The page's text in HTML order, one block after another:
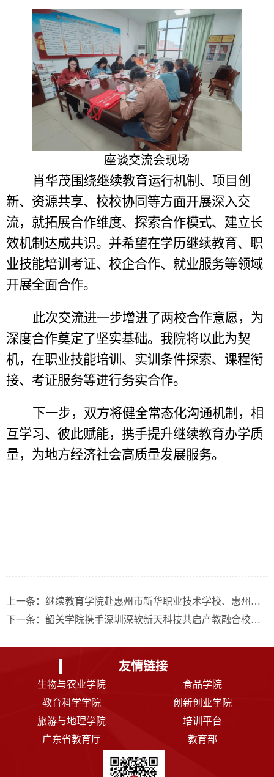
座谈交流会现场
肖华茂围绕继续教育运行机制、项目创
新、资源共享、校校协同等方面开展深入交
流，就拓展合作维度、探索合作模式、建立长
效机制达成共识。并希望在学历继续教育、职
业技能培训考证、校企合作、就业服务等领域
开展全面合作。
此次交流进一步增进了两校合作意愿，为
深度合作奠定了坚实基础。我院将以此为契
机，在职业技能培训、实训条件探索、课程衔
接、考证服务等进行务实合作。
下一步， 双方将健全常态化沟通机制，相
互学习、彼此赋能，携手提升继续教育办学质
量，为地方经济社会高质量发展服务。
上一条： 继续教育学院赴惠州市新华职业技术学校、惠州学院开展工作交流
下一条： 韶关学院携手深圳深软新天科技共启产教融合校企合作新篇章
友情链接
生物与农业学院
食品学院
教育科学学院
创新创业学院
旅游与地理学院
培训平台
广东省教育厅
教育部